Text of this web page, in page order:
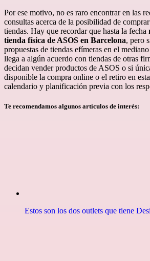
Por ese motivo, no es raro encontrar en las
consultas acerca de la posibilidad de
tiendas. Hay que recordar que hasta la fecha
tienda física de ASOS en Barcelona, pero
propuestas de tiendas efímeras en el
llega a algún acuerdo con tiendas de otras
decidan vender productos de ASOS o si
disponible la compra online o el retiro en
calendario y planificación previa con los
Te recomendamos algunos artículos de interés:
Estos son los dos outlets que tiene